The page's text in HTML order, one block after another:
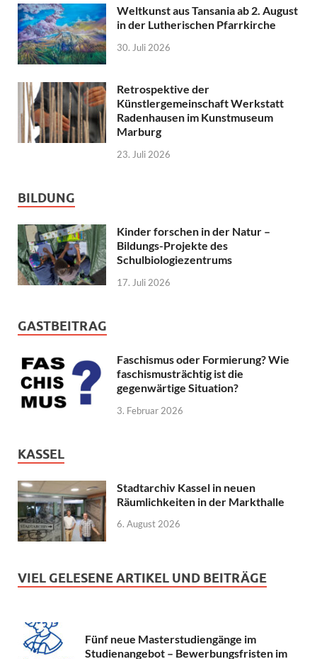
Weltkunst aus Tansania ab 2. August
in der Lutherischen Pfarrkirche
30. Juli 2026
Retrospektive der
Künstlergemeinschaft Werkstatt
Radenhausen im Kunstmuseum
Marburg
23. Juli 2026
BILDUNG
Kinder forschen in der Natur –
Bildungs-Projekte des
Schulbiologiezentrums
17. Juli 2026
GASTBEITRAG
Faschismus oder Formierung? Wie
faschismusträchtig ist die
gegenwärtige Situation?
3. Februar 2026
KASSEL
Stadtarchiv Kassel in neuen
Räumlichkeiten in der Markthalle
6. August 2026
VIEL GELESENE ARTIKEL UND BEITRÄGE
Fünf neue Masterstudiengänge im
Studienangebot – Bewerbungsfristen im